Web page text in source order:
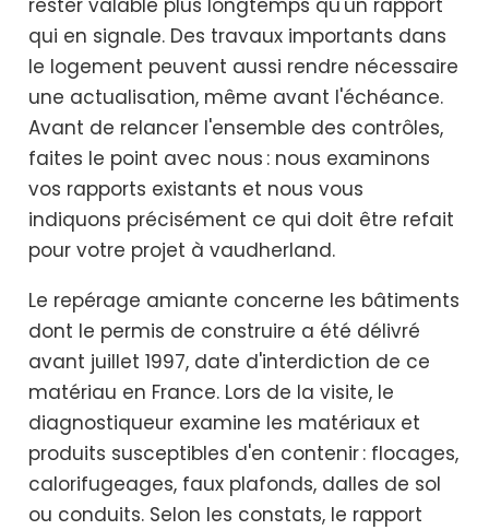
rester valable plus longtemps qu'un rapport
qui en signale. Des travaux importants dans
le logement peuvent aussi rendre nécessaire
une actualisation, même avant l'échéance.
Avant de relancer l'ensemble des contrôles,
faites le point avec nous : nous examinons
vos rapports existants et nous vous
indiquons précisément ce qui doit être refait
pour votre projet à vaudherland.
Le repérage amiante concerne les bâtiments
dont le permis de construire a été délivré
avant juillet 1997, date d'interdiction de ce
matériau en France. Lors de la visite, le
diagnostiqueur examine les matériaux et
produits susceptibles d'en contenir : flocages,
calorifugeages, faux plafonds, dalles de sol
ou conduits. Selon les constats, le rapport